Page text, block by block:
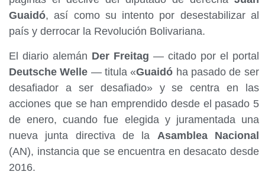
Guaidó, así como su intento por desestabilizar al
país y derrocar la Revolución Bolivariana.
El diario alemán Der Freitag — citado por el portal
Deutsche Welle — titula «Guaidó ha pasado de ser
desafiador a ser desafiado» y se centra en las
acciones que se han emprendido desde el pasado 5
de enero, cuando fue elegida y juramentada una
nueva junta directiva de la Asamblea Nacional
(AN), instancia que se encuentra en desacato desde
2016.